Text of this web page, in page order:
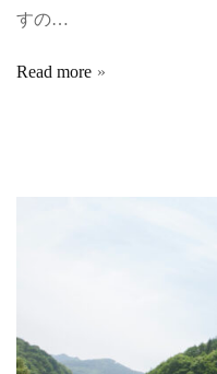
すの…
Read more